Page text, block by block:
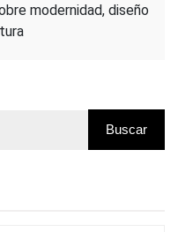
modernidad, diseño